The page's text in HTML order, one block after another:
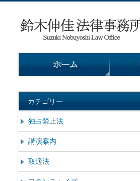
カテゴリー
独占禁止法
講演案内
取適法